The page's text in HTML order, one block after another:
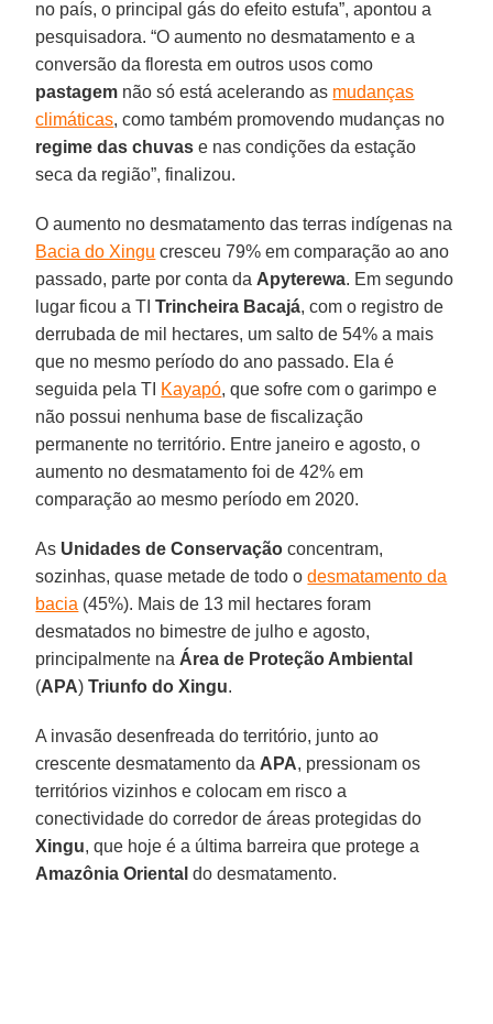
no país, o principal gás do efeito estufa”, apontou a
pesquisadora. “O aumento no desmatamento e a
conversão da floresta em outros usos como
pastagem não só está acelerando as mudanças
climáticas, como também promovendo mudanças no
regime das chuvas e nas condições da estação
seca da região”, finalizou.
O aumento no desmatamento das terras indígenas na
Bacia do Xingu cresceu 79% em comparação ao ano
passado, parte por conta da Apyterewa. Em segundo
lugar ficou a TITrincheira Bacajá, com o registro de
derrubada de mil hectares, um salto de 54% a mais
que no mesmo período do ano passado. Ela é
seguida pela TI Kayapó, que sofre com o garimpo e
não possui nenhuma base de fiscalização
permanente no território. Entre janeiro e agosto, o
aumento no desmatamento foi de 42% em
comparação ao mesmo período em 2020.
As Unidades de Conservação concentram,
sozinhas, quase metade de todo odesmatamento da
bacia (45%). Mais de 13 mil hectares foram
desmatados no bimestre de julho e agosto,
principalmente na Área de Proteção Ambiental
(APA)Triunfo do Xingu.
A invasão desenfreada do território, junto ao
crescente desmatamento da APA, pressionam os
territórios vizinhos e colocam em risco a
conectividade do corredor de áreas protegidas do
Xingu, que hoje é a última barreira que protege a
Amazônia Oriental do desmatamento.